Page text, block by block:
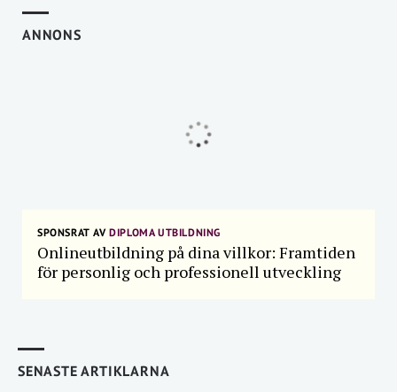
ANNONS
SPONSRAT AVDIPLOMA UTBILDNING
Onlineutbildning på dina villkor: Framtiden
för personlig och professionell utveckling
SENASTE ARTIKLARNA